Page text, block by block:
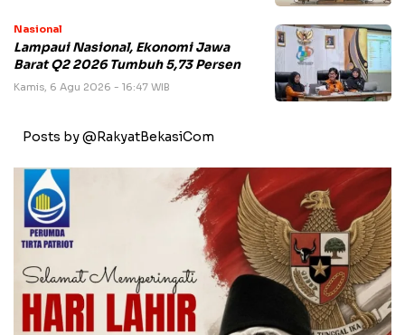
Nasional
Lampaui Nasional, Ekonomi Jawa
Barat Q2 2026 Tumbuh 5,73 Persen
Kamis, 6 Agu 2026 - 16:47 WIB
Posts by @RakyatBekasiCom